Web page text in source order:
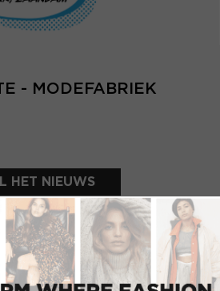
- MODEFABRIEK
HET NIEUWS
SHOWROOMS